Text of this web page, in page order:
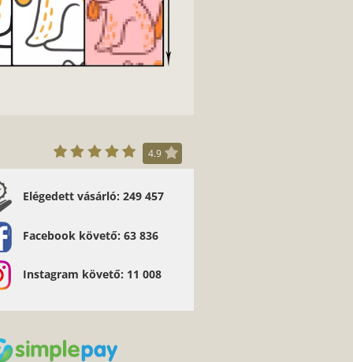
4.9
Elégedett vásárló: 249 457
Facebook követő: 63 836
Instagram követő: 11 008